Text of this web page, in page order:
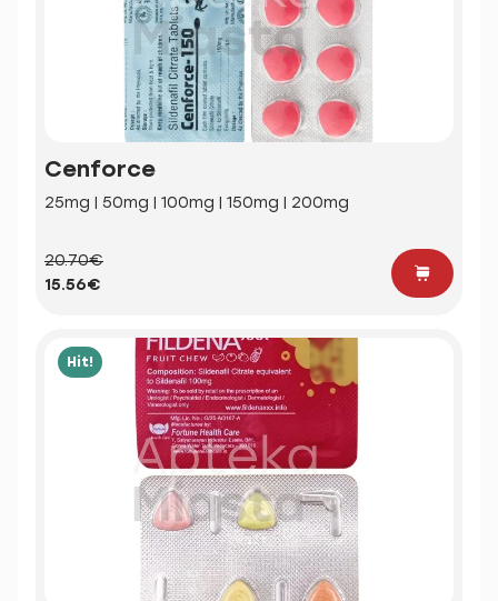
Cenforce
25mg | 50mg | 100mg | 150mg | 200mg
20.70€
15.56€
Hit!